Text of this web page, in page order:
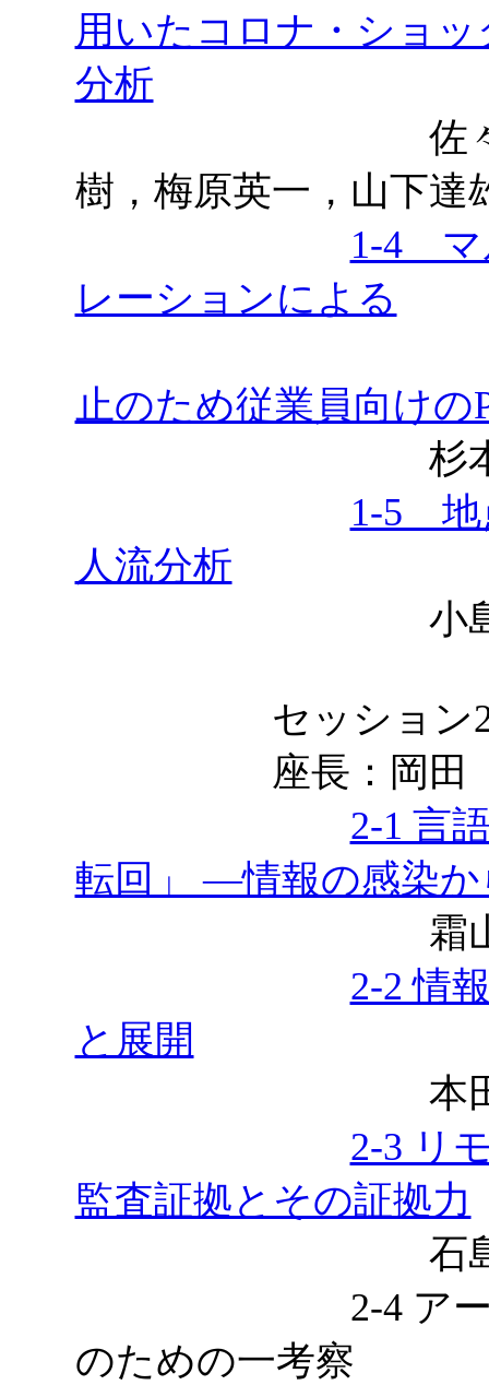
用いたコロナ・ショ
分析
佐々木皓大
樹，梅原英一，山下達
1-4 マ
レーションによる
止のため従業員向けの
杉本明隆
1-5 地
人流分析
小島駿，鳥
セッショ
座長：岡田 勇
2-1 言
転回」 ―情報の感染
霜山博
2-2 情
と展開
本田正
2-3 リ
監査証拠とその証拠力
石島
2-4 アーケード
のための一考察